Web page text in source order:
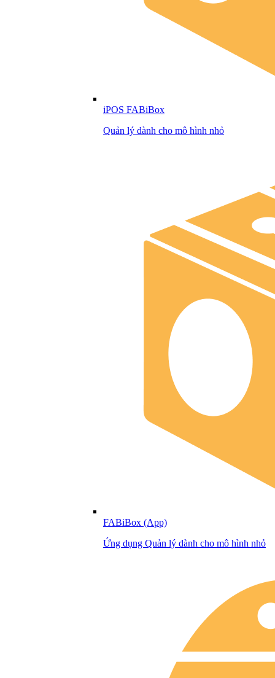
iPOS FABiBox
Quản lý dành cho mô hình nhỏ
FABiBox (App)
Ứng dụng Quản lý dành cho mô hình nhỏ